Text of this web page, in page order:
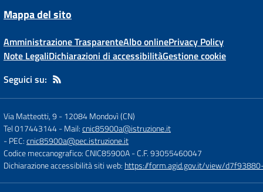
Mappa del sito
Amministrazione TrasparenteAlbo onlinePrivacy Policy
Note LegaliDichiarazioni di accessibilitàGestione cookie
Seguici su:
Via Matteotti, 9 -12084 Mondovì (CN)
Tel 017443144- Mail:cnic85900a@istruzione.it
- PEC:cnic85900a@pec.istruzione.it
Codice meccanografico: CNIC85900A- C.F. 93055460047
Dichiarazione accessibilità siti web: https://form.agid.gov.it/view/